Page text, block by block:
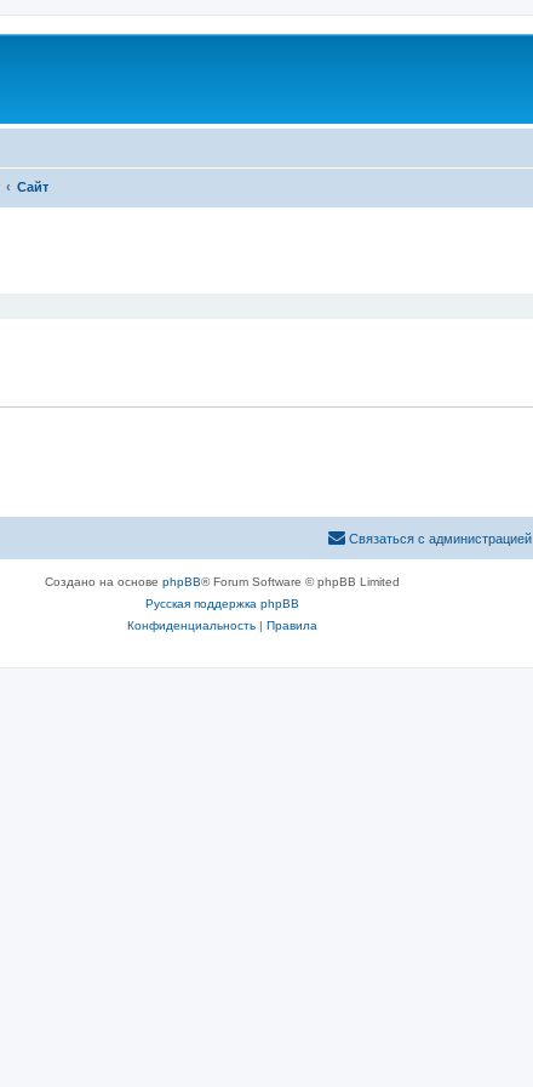
Сайт
Связаться с администрацией
Создано на основе phpBB® Forum Software © phpBB Limited
Русская поддержка phpBB
Конфиденциальность| Правила